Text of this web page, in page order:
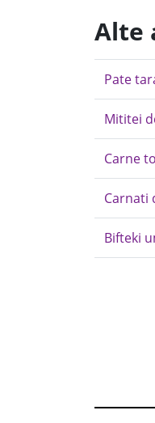
Alte
Pate
Mititei
Carne
Carnati
Bifteki